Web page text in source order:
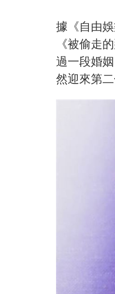
據《自由
《被偷走
過一段婚
然迎來第二